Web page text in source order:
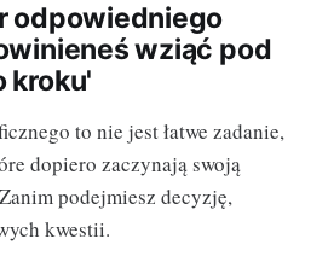
odpowiedniego
wziąć pod
kroku'
to nie jest łatwe zadanie,
dopiero zaczynają swoją
podejmiesz decyzję,
kwestii.